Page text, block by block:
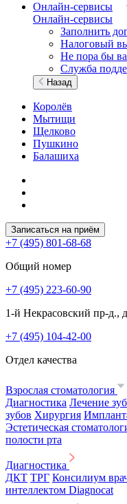
Онлайн-сервисы
Онлайн-сервисы
Заполнить
Налоговый
Не пора бы
Служба
Назад
Королёв
Мытищи
Щелково
Пушкино
Балашиха
Записаться на приём
+7 (495) 801-68-68
Общий номер
+7 (495) 223-60-90
1-й Некрасовский пр-д.,
+7 (495) 104-42-00
Отдел качества
Взрослая стоматология
Диагностика Лечение
зубов Хирургия
Эстетическая
полости рта
Диагностика
ДКТ ТРГ Консилиум
интеллектом Diagnocat